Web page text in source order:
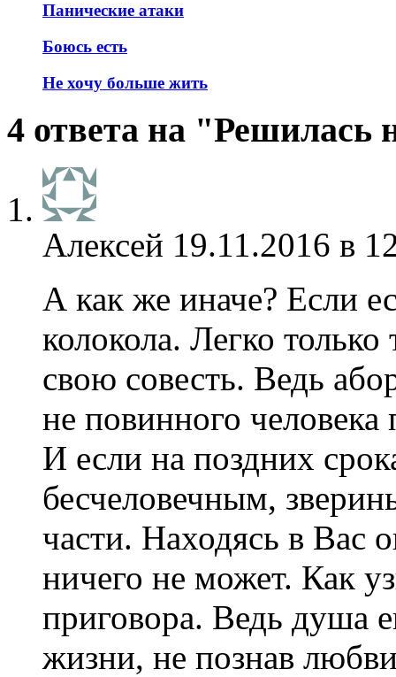
Панические атаки
Боюсь есть
Не хочу больше жить
4 ответа на "Решилась
Алексей 19.11.2016 в
А как же иначе? Если
колокола. Легко
свою совесть. Ведь
не повинного
И если на поздних
бесчеловечным,
части. Находясь в Вас
ничего не может. Как
приговора. Ведь душа
жизни, не познав